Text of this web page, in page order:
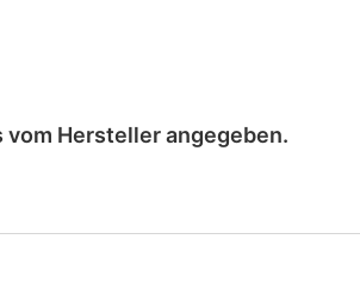
Hersteller angegeben.